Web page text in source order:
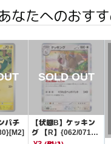
なたへのおす
パチ
【状態B】ケッキン
グ 【R】{062/071}
[SV2P]